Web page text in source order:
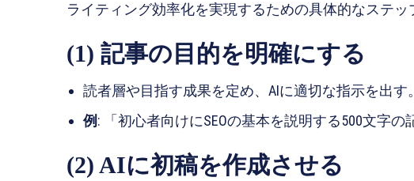
ライティング効率化を実現するための具体的なステッ
(1) 記事の目的を明確にする
読者層や目指す成果を定め、AIに適切な指示を出す。
例: 「初心者向けにSEOの基本を説明する500文字の
(2) AIに初稿を作成させる